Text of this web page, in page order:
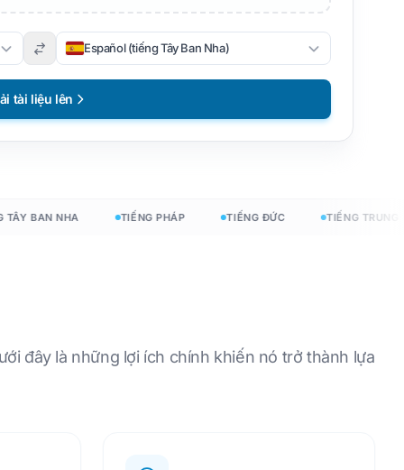
Español (tiếng Tây Ban Nha)
tài liệu lên
BAN NHA TIẾNG PHÁP TIẾNG ĐỨC TIẾNG TRUNG
đây là những lợi ích chính khiến nó trở thành lựa